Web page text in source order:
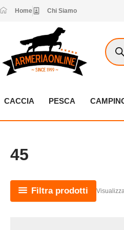
al
Home Chi Siamo
search
CACCIA PESCA
45
Filtra prodotti